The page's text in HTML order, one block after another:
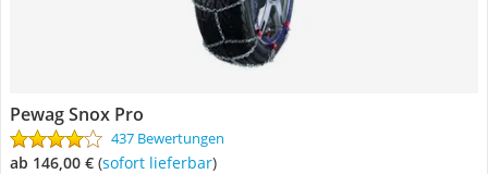
Pewag Snox Pro
437 Bewertungen
ab 146,00 € ( Sofort lieferbar)